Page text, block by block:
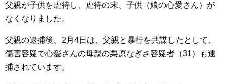
父親が子供を虐待し、虐待の末、子供（娘の心愛さん）が
なくなりました。
父親の逮捕後、2月4日は、父親と暴行を共謀したとして、
傷害容疑で心愛さんの母親の栗原なぎさ容疑者（31）も逮
捕されています。